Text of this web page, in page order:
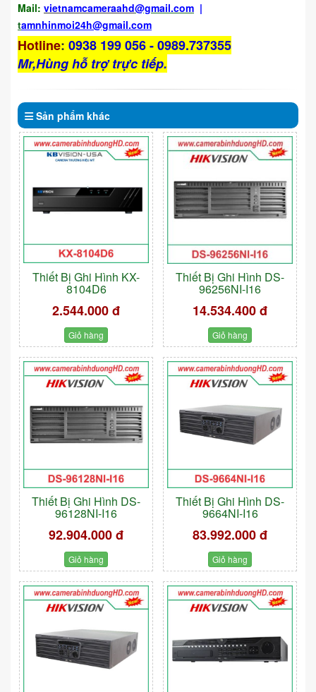
Mail: vietnamcameraahd@gmail.com |
tamnhinmoi24h@gmail.com
Hotline: 0938 199 056 - 0989.737355
Mr,Hùng hỗ trợ trực tiếp.
Sản phẩm khác
Thiết Bị Ghi Hình KX-
8104D6
2.544.000 đ
Giỏ hàng
Thiết Bị Ghi Hình DS-
96256NI-I16
14.534.400 đ
Giỏ hàng
Thiết Bị Ghi Hình DS-
96128NI-I16
92.904.000 đ
Giỏ hàng
Thiết Bị Ghi Hình DS-
9664NI-I16
83.992.000 đ
Giỏ hàng